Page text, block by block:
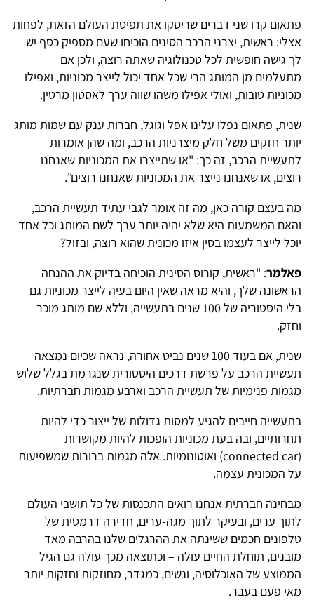
קרו שני דברים שריסקו את תפיסת העולם הזאת, לפחות
ראשית, יצרני הרכב הסינים הוכיחו שעם מספיק כסף יש
גישה חופשית לכל טכנולוגיה שאתה רוצה, ולכן אם
מן המותג הרי שכל אחד יכול לייצר מכוניות, ואפילו
טובות, ואולי אפילו משהו שווה ערך לאסטון מרטין.
פתאום נפלו עלינו אפל וגוגל, חברות ענק עם שמות מותג
חזקים משל חלק מיצרניות הרכב, ומה שהן אומרות
הרכב, זה כך: "או שתייצרו את המכוניות שאנחנו
או שאנחנו נייצר את המכוניות שאנחנו רוצים".
בעצם קורה כאן, מה זה אומר לגבי עתיד תעשיית הרכב,
המשמעות היא שלא יהיה יותר ערך לשם המותג וכל אחד
לייצר לעצמו בסין איזו מכונית שהוא רוצה, ובזול?
: "ראשית, קורוס הסינית הוכיחה בדיוק את ההנחה
שלך, והיא מראה שאין היום בעיה לייצר מכוניות גם
בלי היסטוריה של 100 שנים בתעשייה, וללא שם מותג מוכר
שנית, אם בעוד 100 שנים נביט אחורה, נראה שכיום נמצאה
הרכב על פרשת דרכים היסטורית שנגרמת בגלל שלוש
פנימיות של תעשיית הרכב וארבע מגמות חברתיות.
חייבים להגיע למסות גדולות של ייצור כדי להיות
ובה בעת מכוניות הופכות להיות מקושרות
(connected car) ואוטונומיות. אלה מגמות ברורות שמשפיעות
המכונית עצמה.
חברתית אנחנו רואים התכנסות של כל תושבי העולם
ערים, ובעיקר לתוך מגה-ערים, חדירה דרמטית של
חכמים ששינתה את ההרגלים שלנו בהרבה מאד
תוחלת החיים עולה – וכתוצאה מכך עולה גם הגיל
של האוכלוסיה, ונשים, כמגדר, מחוזקות וחזקות יותר
פעם בעבר.